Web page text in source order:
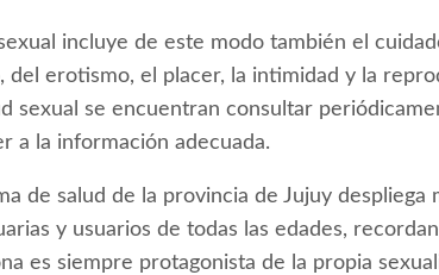
incluye de este modo también el
del erotismo, el placer, la intimidad y la
sexual se encuentran consultar
a la información adecuada.
de salud de la provincia de Jujuy despliega
y usuarios de todas las edades,
es siempre protagonista de la propia